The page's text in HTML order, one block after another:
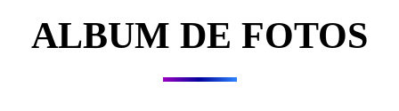
ALBUM DE FOTOS